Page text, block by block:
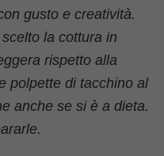
gusto e creatività.
la cottura in
rispetto alla
polpette di tacchino al
anche se si è a dieta.